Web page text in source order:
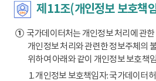
제11조(개인정보 보호책
①국가데이터처는 개인정보 처리에 관
개인정보 처리와 관련한 정보주체의
위하여 아래와 같이 개인정보 보호책
1. 개인정보 보호책임자: 국가데이터